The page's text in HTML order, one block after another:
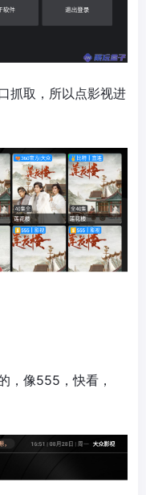
抓取，所以点影视进
，像555，快看，